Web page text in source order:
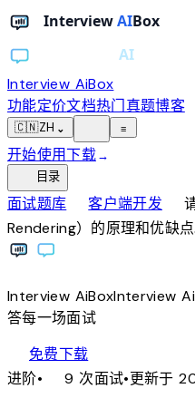
Interview AiBox
功能定价文档热门真题博客
🇨🇳ZH ⌄ ≡
开始使用下载→
目录
面试题库chevron_right客户端开发chevron_right
Rendering）的原理和优缺点
Interview AiBoxInterview
答每一场面试
免费下载
进阶• 9 次面试•更新于